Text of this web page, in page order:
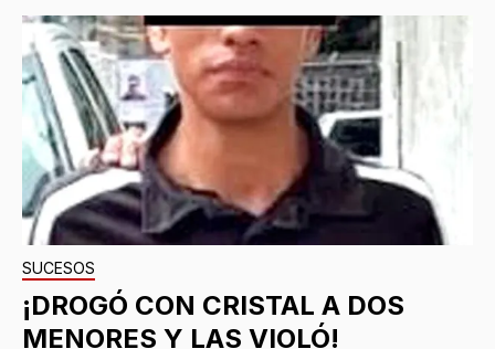
SUCESOS
¡DROGÓ CON CRISTAL A DOS
MENORES Y LAS VIOLÓ!